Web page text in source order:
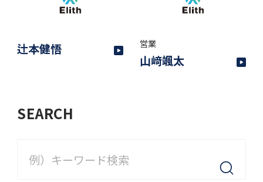
辻本健悟 営業
山﨑颯太
SEARCH